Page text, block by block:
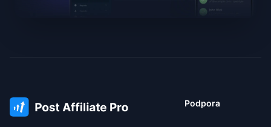
Podpora